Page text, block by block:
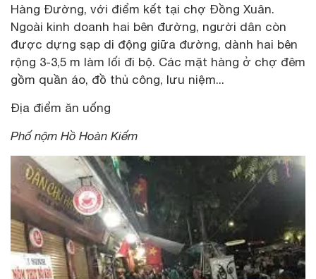
Hàng Đường, với điểm kết tại chợ Đồng Xuân.
Ngoài kinh doanh hai bên đường, người dân còn
được dựng sạp di động giữa đường, dành hai bên
rộng 3-3,5 m làm lối đi bộ. Các mặt hàng ở chợ đêm
gồm quần áo, đồ thủ công, lưu niệm...
Địa điểm ăn uống
Phố nộm Hồ Hoàn Kiếm